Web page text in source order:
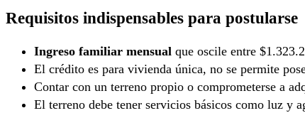
Requisitos indispensables para postularse
Ingreso familiar mensual que oscile entre
El crédito es para vivienda única, no se permite
Contar con un terreno propio o comprometerse a
El terreno debe tener servicios básicos como luz y